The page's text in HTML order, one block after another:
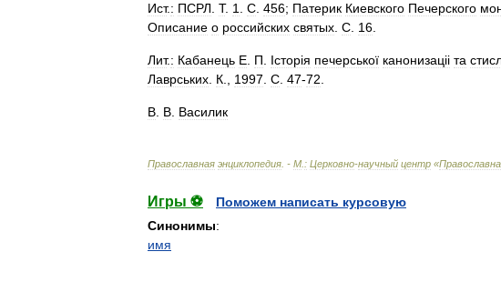
Ист.: ПСРЛ Т. 1 С 456; Патерик Киевского Печерского
Описание о российских святых С 16
Лит.: Кабанець Е П Iсторiя печерськоï канонизацii та
Лаврських К 1997 С 47-72
В В Василик
Православная энциклопедия . - М : Церковно-научный центр «
Игры ⚽
Поможем написать курсовую
Синонимы:
имя